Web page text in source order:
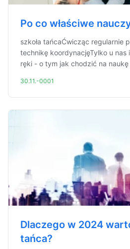
Po co właściwe
szkoła tańcaĆwicząc regularnie
technikę koordynacjęTylko u nas
ręki - o tym jak chodzić na
30.11.-0001
Dlaczego w 2024
tańca?